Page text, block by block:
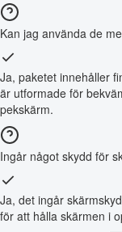
Kan jag använda de
Ja, paketet innehåller
är utformade för
pekskärm.
Ingår något skydd för
Ja, det ingår
för att hålla skärmen i